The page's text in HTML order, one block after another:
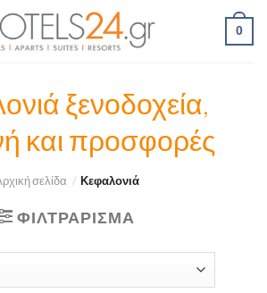
0
ξενοδοχεία,
και προσφορές
σελίδα / Κεφαλονιά
ΦΙΛΤΡΆΡΙΣΜΑ